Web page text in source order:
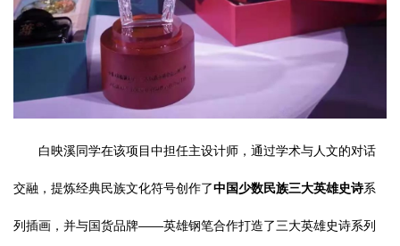
白映溪同学在该项目中担任主设计师，通过学术与人文的对话
交融，提炼经典民族文化符号创作了中国少数民族三大英雄史诗系
列插画，并与国货品牌——英雄钢笔合作打造了三大英雄史诗系列